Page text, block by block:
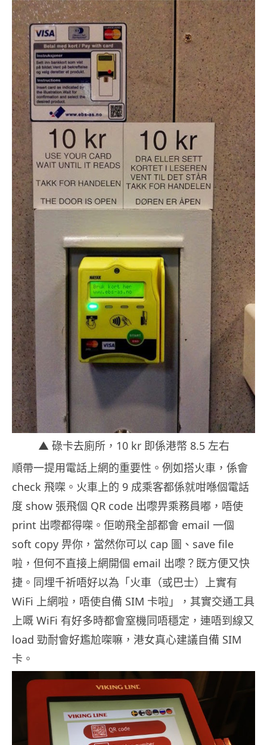
▲ 碌卡去廁所，10 kr 即係港幣 8.5 左右
順帶一提用電話上網的重要性。例如搭火車，係會
check 飛㗎。火車上的 9 成乘客都係就咁喺個電話
度 show 張飛個 QR code 出嚟畀乘務員嘟，唔使
print 出嚟都得㗎。佢啲飛全部都會 email 一個
soft copy 畀你，當然你可以 cap 圖、save file
啦，但何不直接上網開個 email 出嚟？既方便又快
捷。同埋千祈唔好以為「火車（或巴士）上實有
WiFi 上網啦，唔使自備 SIM 卡啦」，其實交通工具
上嘅 WiFi 有好多時都會窒機同唔穩定，連唔到線又
load 勁耐會好尷尬㗎嘛，港女真心建議自備 SIM
卡。